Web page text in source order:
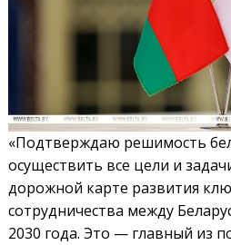
«Подтверждаю решимость
осуществить все цели и
дорожной карте развития
сотрудничества между
2030 года. Это — главный из